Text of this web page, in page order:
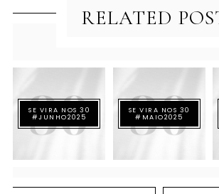
RELATED
SE VIRA NOS 30
#JUNHO2025
SE VIRA NOS 30
#MAIO2025